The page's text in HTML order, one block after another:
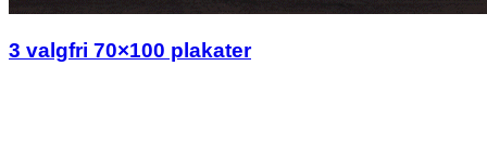
3 valgfri 70×100 plakater